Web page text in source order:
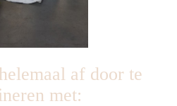
af door te
met: